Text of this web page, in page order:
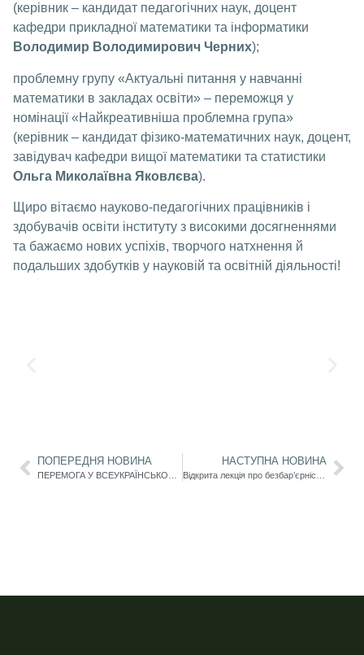
(керівник – кандидат педагогічних наук, доцент
кафедри прикладної математики та інформатики
Володимир Володимирович Черних);
проблемну групу «Актуальні питання у навчанні
математики в закладах освіти» – переможця у
номінації «Найкреативніша проблемна група»
(керівник – кандидат фізико-математичних наук, доцент,
завідувач кафедри вищої математики та статистики
Ольга Миколаївна Яковлєва).
Щиро вітаємо науково-педагогічних працівників і
здобувачів освіти інституту з високими досягненнями
та бажаємо нових успіхів, творчого натхнення й
подальших здобутків у науковій та освітній діяльності!
ПОПЕРЕДНЯ НОВИНА НАСТУПНА НОВИНА